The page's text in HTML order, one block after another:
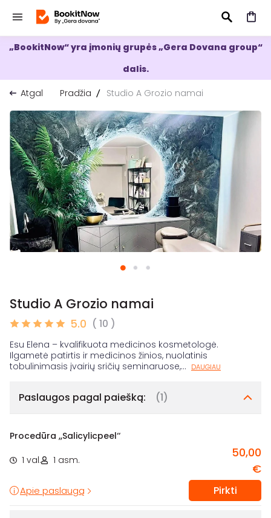
IEŠKOTI
„BookitNow“ yra įmonių grupės „Gera Dovana group“
dalis.
Atgal
Pradžia Studio A Grozio namai
Studio A Grozio namai
5.0 ( 10 )
Esu Elena – kvalifikuota medicinos kosmetologė.
Ilgametė patirtis ir medicinos žinios, nuolatinis
tobulinimasis įvairių sričių seminaruose,... DAUGIAU
Paslaugos pagal paiešką: (1)
Procedūra ,,Salicylicpeel‘‘
1 val. 1 asm.
50,00
€
Apie paslaugą Pirkti